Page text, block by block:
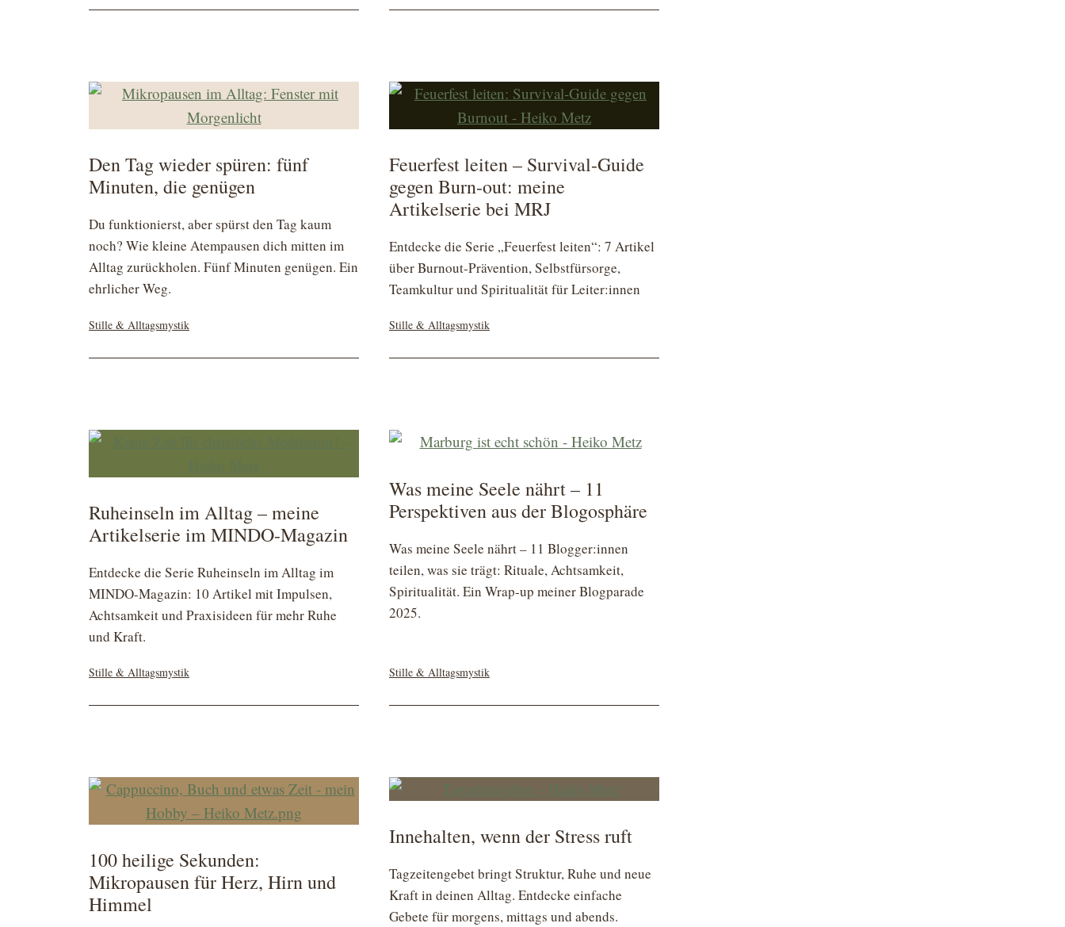
Den Tag wieder spüren: fünf
Minuten, die genügen
Du funktionierst, aber spürst den Tag kaum
noch? Wie kleine Atempausen dich mitten im
Alltag zurückholen. Fünf Minuten genügen. Ein
ehrlicher Weg.
Kategorisiert
Stille & Alltagsmystik
Feuerfest leiten – Survival-Guide
gegen Burn-out: meine
Artikelserie bei MRJ
Entdecke die Serie „Feuerfest leiten“: 7 Artikel
über Burnout-Prävention, Selbstfürsorge,
Teamkultur und Spiritualität für Leiter:innen
Kategorisiert
Stille & Alltagsmystik
Ruheinseln im Alltag – meine
Artikelserie im MINDO-Magazin
Entdecke die Serie Ruheinseln im Alltag im
MINDO-Magazin: 10 Artikel mit Impulsen,
Achtsamkeit und Praxisideen für mehr Ruhe
und Kraft.
Kategorisiert
Stille & Alltagsmystik
Was meine Seele nährt – 11
Perspektiven aus der Blogosphäre
Was meine Seele nährt – 11 Blogger:innen
teilen, was sie trägt: Rituale, Achtsamkeit,
Spiritualität. Ein Wrap-up meiner Blogparade
2025.
Kategorisiert
Stille & Alltagsmystik
100 heilige Sekunden:
Mikropausen für Herz, Hirn und
Himmel
Innehalten, wenn der Stress ruft
Tagzeitengebet bringt Struktur, Ruhe und neue
Kraft in deinen Alltag. Entdecke einfache
Gebete für morgens, mittags und abends.